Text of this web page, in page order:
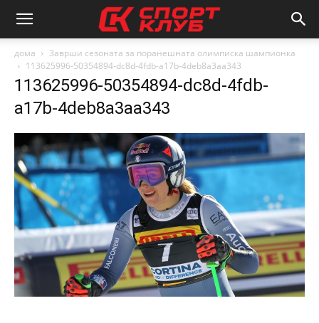
дома
Заврши сезоната за поранешната олимписка шампионка
113625996-50354894-dc8d-4fdb-a17b-4deb8a3aa343
113625996-50354894-dc8d-4fdb-
a17b-4deb8a3aa343